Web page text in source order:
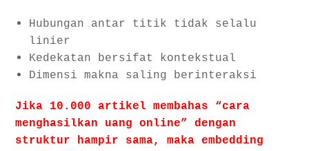
Hubungan antar titik tidak selalu
linier
Kedekatan bersifat kontekstual
Dimensi makna saling berinteraksi
Jika 10.000 artikel membahas “cara
menghasilkan uang online” dengan
struktur hampir sama, maka embedding